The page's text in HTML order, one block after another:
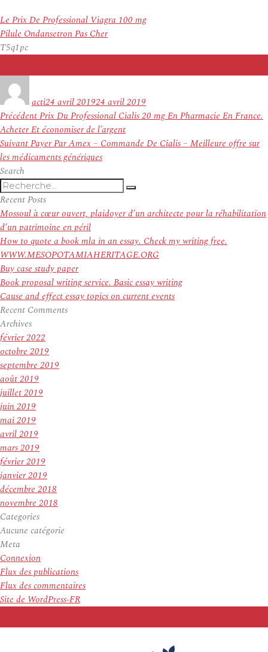
Le Prix De Professional Viagra 100 mg
Pilule Ondansetron Pas Cher
T5q1pc
actile
24 avril 201924 avril 2019
Navigation
de
l’article
PrécédentArticle
précédent :
Prix Du Professional Cialis 20 mg En Pharmacie En France.
Acheter Et économiser de l’argent
SuivantArticle
suivant :
Payer Par Amex – Commande De Cialis – Meilleure offre sur
les médicaments génériques
Search
Recherche
pour
:
Recherche
Recent Posts
Mossoul à cœur ouvert, plaidoyer d’un architecte pour la réhabilitation
d’un patrimoine en péril
How to quote a book mla in an essay. Check my writing free.
WWW.MESOPOTAMIAHERITAGE.ORG
Buy case study paper
Book proposal writing service. Basic essay writing
Cause and effect essay topics on current events
Recent Comments
Archives
février 2022
octobre 2019
septembre 2019
août 2019
juillet 2019
juin 2019
mai 2019
avril 2019
mars 2019
février 2019
janvier 2019
décembre 2018
novembre 2018
Categories
Aucune catégorie
Meta
Connexion
Flux des publications
Flux des commentaires
Site de WordPress-FR